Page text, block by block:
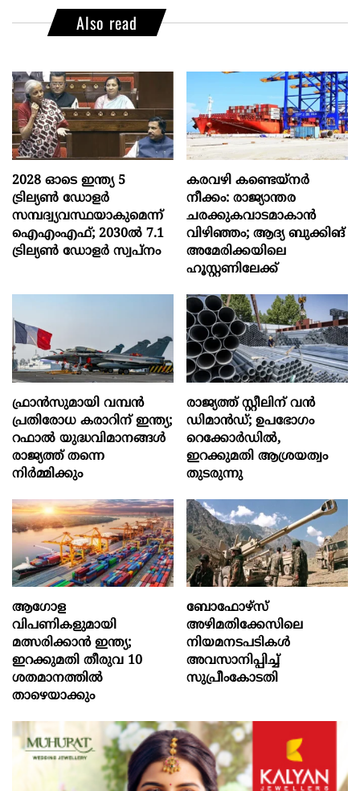
Also read
2028 ഓടെ ഇന്ത്യ 5
ട്രില്യണ്‍ ഡോളര്‍
സമ്പദ്വ്യവസ്ഥയാകുമെന്ന്
ഐഎംഎഫ്; 2030ല്‍ 7.1
ട്രില്യണ്‍ ഡോളര്‍ സ്വപ്നം
കരവഴി കണ്ടെയ്നർ
നീക്കം: രാജ്യാന്തര
ചരക്കുകവാടമാകാൻ
വിഴിഞ്ഞം; ആദ്യ ബുക്കിങ്
അമേരിക്കയിലെ
ഹൂസ്റ്റണിലേക്ക്
ഫ്രാൻസുമായി വമ്പന്‍
പ്രതിരോധ കരാറിന് ഇന്ത്യ;
റഫാല്‍ യുദ്ധവിമാനങ്ങള്‍
രാജ്യത്ത് തന്നെ
നിര്‍മ്മിക്കും
രാജ്യത്ത് സ്റ്റീലിന് വൻ
ഡിമാൻഡ്; ഉപഭോഗം
റെക്കോർഡിൽ,
ഇറക്കുമതി ആശ്രയത്വം
തുടരുന്നു
ആഗോള
വിപണികളുമായി
മത്സരിക്കാൻ ഇന്ത്യ;
ഇറക്കുമതി തീരുവ 10
ശതമാനത്തിൽ
താഴെയാക്കും
ബോഫോഴ്‌സ്
അഴിമതിക്കേസിലെ
നിയമനടപടികൾ
അവസാനിപ്പിച്ച്
സുപ്രീംകോടതി